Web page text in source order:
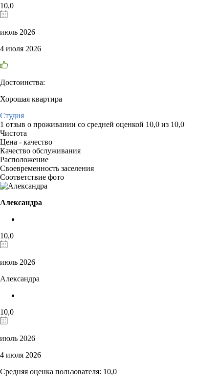
10,0
июль 2026
4 июля 2026
Достоинства:
Хорошая квартира
Студия
1 отзыв о проживании со средней оценкой 10,0 из 10,0
Чистота
Цена - качество
Качество обслуживания
Расположение
Своевременность заселения
Соответствие фото
Александра
10,0
июль 2026
Александра
10,0
июль 2026
4 июля 2026
Средняя оценка пользователя: 10,0